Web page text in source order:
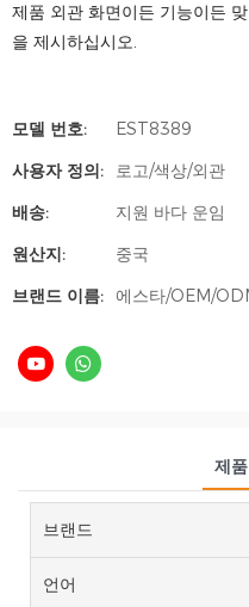
제품 외관 화면이든 기능이든
을 제시하십시오.
모델 번호:
EST8389
사용자 정의:
로고/색상/외관
배송:
지원 바다 운임
원산지:
중국
브랜드 이름:
에스타/OEM/
제
브랜드
언어